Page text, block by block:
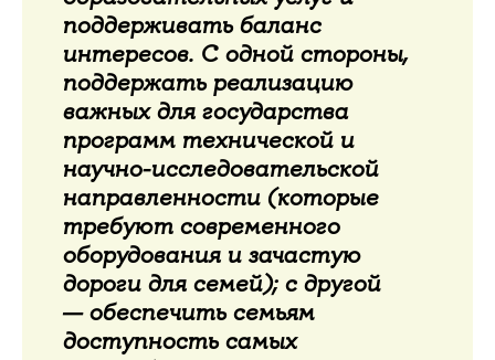
поддерживать баланс
интересов. С одной стороны,
поддержать реализацию
важных для государства
программ технической и
научно-исследовательской
направленности (которые
требуют современного
оборудования и зачастую
дороги для семей); с другой
— обеспечить семьям
доступность самых